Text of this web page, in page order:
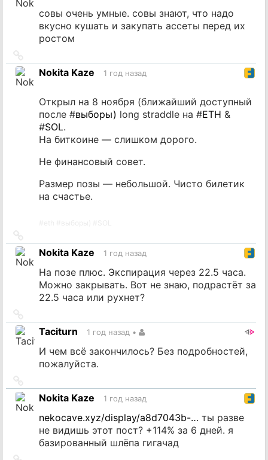
совы очень умные. совы знают, что надо
вкусно кушать и закупать ассеты перед их
ростом
на
источник
Nokita Kaze 1 год назад
Открыл на 8 ноября (ближайший доступный
после #выборы) long straddle на #ETH &
#SOL.
На биткоине — слишком дорого.
Не финансовый совет.
Размер позы — небольшой. Чисто билетик
на счастье.
на
источник
Nokita Kaze 1 год назад
На позе плюс. Экспирация через 22.5 часа.
Можно закрывать. Вот не знаю, подрастёт за
22.5 часа или рухнет?
на
источник
Taciturn 1 год назад •
И чем всё закончилось? Без подробностей,
пожалуйста.
на
источник
Nokita Kaze 1 год назад
nekocave.xyz/display/a8d7043b-… ты разве
не видишь этот пост? +114% за 6 дней. я
базированный шлёпа гигачад